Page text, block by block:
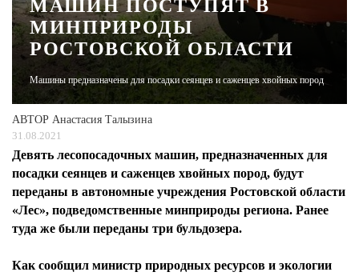
ЖУРНАЛ
МАШИН ПОСТУПЯТ В
МИНПРИРОДЫ
РОСТОВСКОЙ ОБЛАСТИ
Машины предназначены для посадки сеянцев и саженцев хвойных пород
АВТОР Анастасия Талызина
31.08.2021
Девять лесопосадочных машин, предназначенных для
посадки сеянцев и саженцев хвойных пород, будут
переданы в автономные учреждения Ростовской области
«Лес», подведомственные минприроды региона. Ранее
туда же были переданы три бульдозера.
Как сообщил министр природных ресурсов и экологии